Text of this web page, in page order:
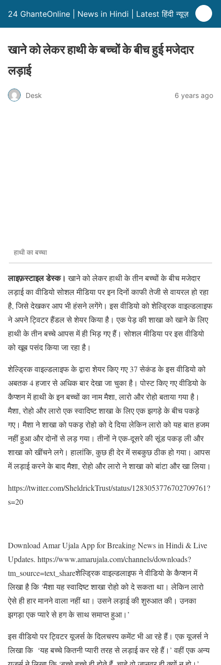
24 GhanteOnline | News in Hindi | Latest हिंदी न्यूज़
खाने को लेकर हाथी के बच्चों के बीच हुई मजेदार
लड़ाई
Desk 6 years ago
हाथी का बच्चा
लाइफ़स्टाइल डेस्क। खाने को लेकर हाथी के तीन बच्चों के बीच मजेदार
लड़ाई का वीडियो सोशल मीडिया पर इन दिनों काफी तेजी से वायरल हो रहा
है, जिसे देखकर आप भी हंसने लगेंगे। इस वीडियो को शेल्ड्रिक वाइल्डलाइफ
ने अपने ट्विटर हैंडल से शेयर किया है। एक पेड़ की शाखा को खाने के लिए
हाथी के तीन बच्चे आपस में ही भिड़ गए हैं। सोशल मीडिया पर इस वीडियो
को खूब पसंद किया जा रहा है।
शेल्ड्रिक वाइल्डलाइफ के द्वारा शेयर किए गए 37 सेकंड के इस वीडियो को
अबतक 4 हजार से अधिक बार देखा जा चुका है। पोस्ट किए गए वीडियो के
कैप्शन में हाथी के इन बच्चों का नाम मैशा, लारो और रोहो बताया गया है।
मैशा, रोहो और लारो एक स्वादिष्ट शाखा के लिए एक झगड़े के बीच पकड़े
गए। मैशा ने शाखा को पकड़ रोहो को दे दिया लेकिन लारो को यह बात हजम
नहीं हुआ और दोनों से लड़ गया। तीनों ने एक-दूसरे की सूंड पकड़ ली और
शाखा को खींचने लगे। हालांकि, कुछ ही देर में सबकुछ ठीक हो गया। आपस
में लड़ाई करने के बाद मैशा, रोहो और लारो ने शाखा को बांटा और खा लिया।
https://twitter.com/SheldrickTrust/status/1283053776702709761?
s=20
Download Amar Ujala App for Breaking News in Hindi & Live
Updates. https://www.amarujala.com/channels/downloads?
tm_source=text_shareशेल्ड्रिक वाइल्डलाइफ ने वीडियो के कैप्शन में
लिखा है कि ‘मैशा यह स्वादिष्ट शाखा रोहो को दे सकता था। लेकिन लारो
ऐसे ही हार मानने वाला नहीं था। उसने लड़ाई की शुरुआत की। उनका
झगड़ा एक प्यारे से हग के साथ समाप्त हुआ।’
इस वीडियो पर ट्विटर यूजर्स के दिलचस्प कमेंट भी आ रहे हैं। एक यूजर्स ने
लिखा कि ‘यह बच्चे कितनी प्यारी तरह से लड़ाई कर रहे हैं।’ वहीं एक अन्य